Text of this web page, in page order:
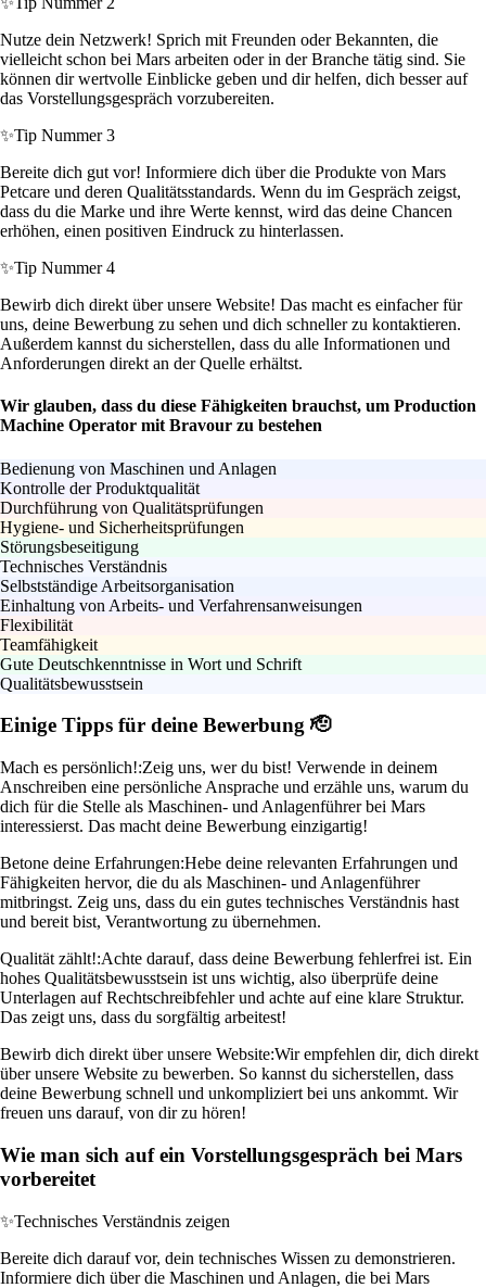
Nutze dein Netzwerk! Sprich mit Freunden oder Bekannten, die
vielleicht schon bei Mars arbeiten oder in der Branche tätig sind. Sie
können dir wertvolle Einblicke geben und dir helfen, dich besser auf
das Vorstellungsgespräch vorzubereiten.
✨Tip Nummer 3
Bereite dich gut vor! Informiere dich über die Produkte von Mars
Petcare und deren Qualitätsstandards. Wenn du im Gespräch zeigst,
dass du die Marke und ihre Werte kennst, wird das deine Chancen
erhöhen, einen positiven Eindruck zu hinterlassen.
✨Tip Nummer 4
Bewirb dich direkt über unsere Website! Das macht es einfacher für
uns, deine Bewerbung zu sehen und dich schneller zu kontaktieren.
Außerdem kannst du sicherstellen, dass du alle Informationen und
Anforderungen direkt an der Quelle erhältst.
Wir glauben, dass du diese Fähigkeiten brauchst, um Production
Machine Operator mit Bravour zu bestehen
Bedienung von Maschinen und Anlagen
Kontrolle der Produktqualität
Durchführung von Qualitätsprüfungen
Hygiene- und Sicherheitsprüfungen
Störungsbeseitigung
Technisches Verständnis
Selbstständige Arbeitsorganisation
Einhaltung von Arbeits- und Verfahrensanweisungen
Flexibilität
Teamfähigkeit
Gute Deutschkenntnisse in Wort und Schrift
Qualitätsbewusstsein
Einige Tipps für deine Bewerbung 🫡
Mach es persönlich!:Zeig uns, wer du bist! Verwende in deinem
Anschreiben eine persönliche Ansprache und erzähle uns, warum du
dich für die Stelle als Maschinen- und Anlagenführer bei Mars
interessierst. Das macht deine Bewerbung einzigartig!
Betone deine Erfahrungen:Hebe deine relevanten Erfahrungen und
Fähigkeiten hervor, die du als Maschinen- und Anlagenführer
mitbringst. Zeig uns, dass du ein gutes technisches Verständnis hast
und bereit bist, Verantwortung zu übernehmen.
Qualität zählt!:Achte darauf, dass deine Bewerbung fehlerfrei ist. Ein
hohes Qualitätsbewusstsein ist uns wichtig, also überprüfe deine
Unterlagen auf Rechtschreibfehler und achte auf eine klare Struktur.
Das zeigt uns, dass du sorgfältig arbeitest!
Bewirb dich direkt über unsere Website:Wir empfehlen dir, dich direkt
über unsere Website zu bewerben. So kannst du sicherstellen, dass
deine Bewerbung schnell und unkompliziert bei uns ankommt. Wir
freuen uns darauf, von dir zu hören!
Wie man sich auf ein Vorstellungsgespräch bei Mars
vorbereitet
✨Technisches Verständnis zeigen
Bereite dich darauf vor, dein technisches Wissen zu demonstrieren.
Informiere dich über die Maschinen und Anlagen, die bei Mars